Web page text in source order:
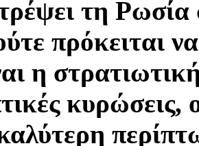
τη Ρωσία
πρόκειται
η
κυρώσεις,